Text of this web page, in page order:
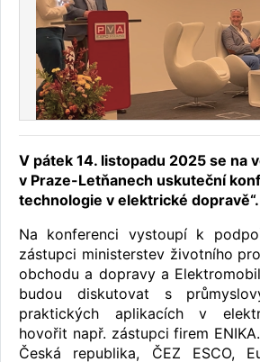
V pátek 14. listopadu 2025 se na
v Praze-Letňanech uskuteční
technologie v elektrické dopravě“.
Na konferenci vystoupí k
zástupci ministerstev životního
obchodu a dopravy a
budou diskutovat s
praktických aplikacích v
hovořit např. zástupci firem
Česká republika, ČEZ ESCO,